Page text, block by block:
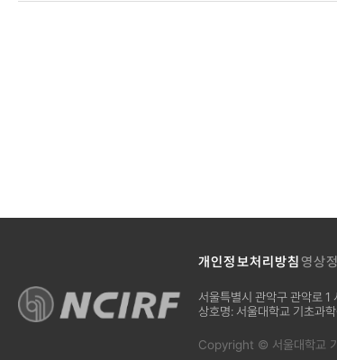
서울특별시 관악구 관악로
상호명: 서울대학교 기초과
개인정보처리방침영상
Copyright © 서울대학교